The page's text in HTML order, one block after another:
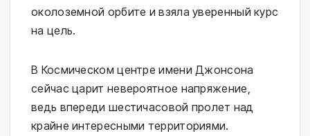
околоземной орбите и взяла уверенный курс
на цель.
В Космическом центре имени Джонсона
сейчас царит невероятное напряжение,
ведь впереди шестичасовой пролет над
крайне интересными территориями.